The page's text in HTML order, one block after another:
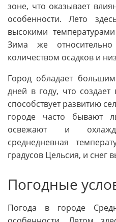
зоне, что оказывает
особенности. Лето
высокими
Зима же
количеством осадков и
Город обладает
дней в году, что
способствует развитию
городе часто бывают
освежают и
среднедневная
градусов Цельсия, и снег
Погодные
Погода в городе